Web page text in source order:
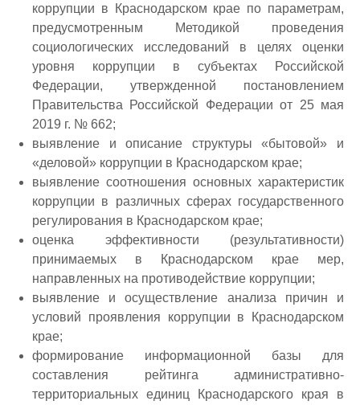
коррупции в Краснодарском крае по параметрам,
предусмотренным Методикой проведения
социологических исследований в целях оценки
уровня коррупции в субъектах Российской
Федерации, утвержденной постановлением
Правительства Российской Федерации от 25 мая
2019 г. № 662;
выявление и описание структуры «бытовой» и
«деловой» коррупции в Краснодарском крае;
выявление соотношения основных характеристик
коррупции в различных сферах государственного
регулирования в Краснодарском крае;
оценка эффективности (результативности)
принимаемых в Краснодарском крае мер,
направленных на противодействие коррупции;
выявление и осуществление анализа причин и
условий проявления коррупции в Краснодарском
крае;
формирование информационной базы для
составления рейтинга административно-
территориальных единиц Краснодарского края в